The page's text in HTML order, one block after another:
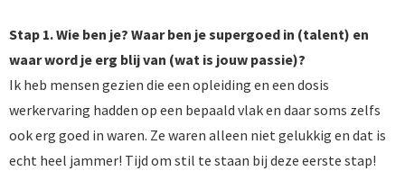
Stap 1. Wie ben je? Waar ben je supergoed in (talent) en
waar word je erg blij van (wat is jouw passie)?
Ik heb mensen gezien die een opleiding en een dosis
werkervaring hadden op een bepaald vlak en daar soms zelfs
ook erg goed in waren. Ze waren alleen niet gelukkig en dat is
echt heel jammer! Tijd om stil te staan bij deze eerste stap!